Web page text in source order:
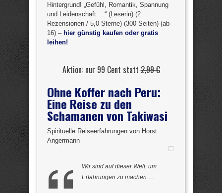
Hintergrund! „Gefühl, Romantik, Spannung
und Leidenschaft …“ (Leserin) (2
Rezensionen / 5,0 Sterne) (300 Seiten) (ab
16) – hier günstig kaufen oder gratis
leihen!
Aktion: nur 99 Cent statt2,99 €
Ohne Koffer nach Peru:
Eine Reise zu den
Schamanen von Takiwasi
Spirituelle Reiseerfahrungen von Horst
Angermann
Wir sind auf dieser Welt, um
Erfahrungen zu machen …